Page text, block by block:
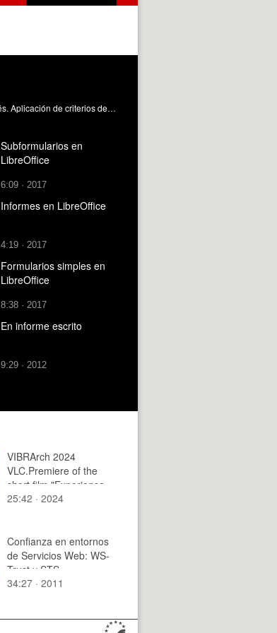
Creación de consultas sobre varias tablas de una base de datos. Selección de tablas involucradas. Selección de los campos de interés. Aplicación de criterios de ordenación y filtros. Rebollo Pedruelo, M. (2017). Consultas en LibreOffice. https://riunet.upv.es/handle/10251/82996 DER
Subformularios en
LibreOffice
6:09 · 2017
Informes en LibreOffice
4:19 · 2017
Formularios simples en
LibreOffice
8:38 · 2017
En informe escrito
9:29 · 2012
VIBRArch 2024
VLC.Premiere of the
short film "Experience
in development
emergency housing in
Equatorial Guinea".
25:42 · 2024
Confianza en entornos
de Servicios Web: WS-
Trust y STS
34:27 · 2011